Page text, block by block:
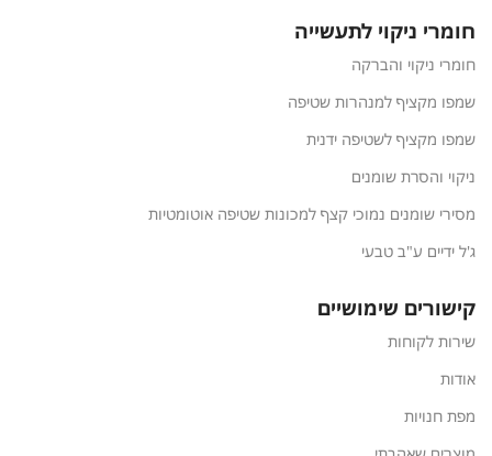
חומרי ניקוי לתעשייה
חומרי ניקוי והברקה
שמפו מקציף למנהרות שטיפה
שמפו מקציף לשטיפה ידנית
ניקוי והסרת שומנים
מסירי שומנים נמוכי קצף למכונות שטיפה אוטומטיות
ג'ל ידיים ע"ב טבעי
קישורים שימושיים
שירות לקוחות
אודות
מפת חנויות